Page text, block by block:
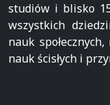
studiów i blisko
wszystkich
nauk
nauk ścisłych i